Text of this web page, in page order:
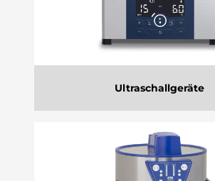
Ultraschallgeräte